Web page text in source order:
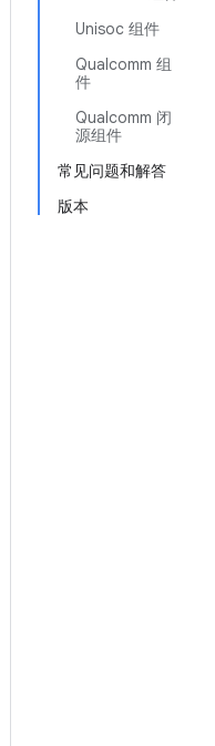
Unisoc 组件
Qualcomm 组
件
Qualcomm 闭
源组件
常见问题和解答
版本